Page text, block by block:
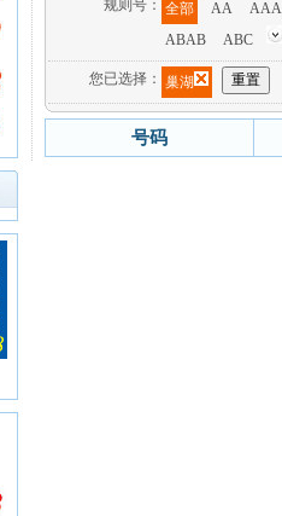
规则号： 全部 AA AAA
ABAB
ABC
您已选择： 巢湖
号码